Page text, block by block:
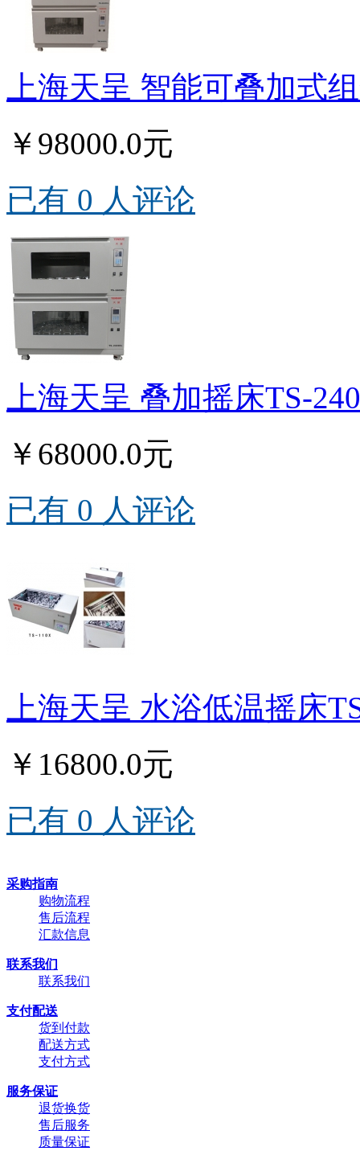
上海天呈 智能可叠加式
￥98000.0元
已有 0 人评论
上海天呈 叠加摇床TS-
￥68000.0元
已有 0 人评论
上海天呈 水浴低温摇床
￥16800.0元
已有 0 人评论
采购指南
购物流程
售后流程
汇款信息
联系我们
联系我们
支付配送
货到付款
配送方式
支付方式
服务保证
退货换货
售后服务
质量保证